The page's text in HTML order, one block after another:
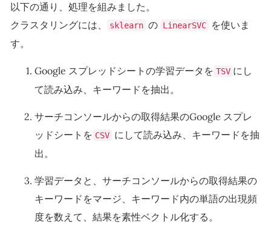
以下の通り、処理を組みました。
クラスタリングには、
sklearn の LinearSVC
を使いま
す。
Google スプレッドシートの学習データを TSV にし
て読み込み、キーワードを抽出。
サーチコンソールからの取得結果のGoogle スプレ
ッドシートを CSV にして読み込み、キーワードを抽
出。
学習データと、サーチコンソールからの取得結果の
キーワードをマージ、キーワード内の単語の出現頻
度を数えて、結果を素性ベクトル化する。